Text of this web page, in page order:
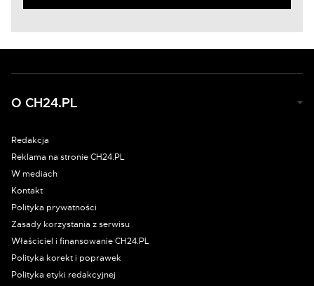
O CH24.PL
Redakcja
Reklama na stronie CH24.PL
W mediach
Kontakt
Polityka prywatności
Zasady korzystania z serwisu
Właściciel i finansowanie CH24.PL
Polityka korekt i poprawek
Polityka etyki redakcyjnej